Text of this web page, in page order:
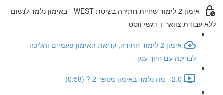
אימון 2 לימוד שחיית חתירה בשיטת WEST - באימון נלמד לנשום
ללא עבודת צוואר + דגשי ווסט
אימון 2 לימוד חתירה, קריאת האימון פעמיים והליכה
לבריכה עם חיוך ענק
2.0 - מה נלמד באימון מספר 2 ? (0:58)